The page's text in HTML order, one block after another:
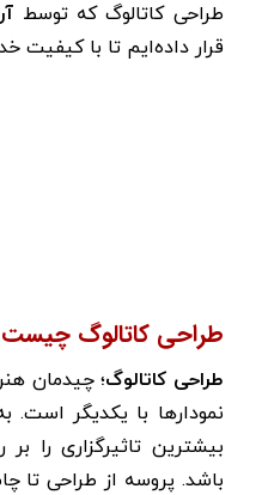
طراحی کاتالوگ‌ که توسط
قرار داده‌ایم تا با کیفیت
طراحی کاتالوگ
طراحی کاتالوگ؛ چیدمان
نمودارها با یکدیگر
بیشترین تاثیرگزاری را
باشد. پروسه از طراحی تا